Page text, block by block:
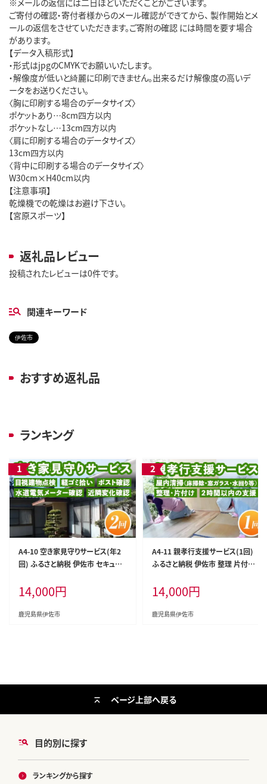
ご寄付の確認・寄付者様からのメール確認ができてから、 製作開始とメ
ールの返信をさせていただきます。ご寄附の確認 には時間を要す場合
があります。
【データ入稿形式】
・形式はjpgのCMYKでお願いいたします。
・解像度が低いと綺麗に印刷できません。出来るだけ解像度の高いデ
ータをお送りください。
〈胸に印刷する場合のデータサイズ〉
ポケットあり…8cm四方以内
ポケットなし…13cm四方以内
〈肩に印刷する場合のデータサイズ〉
13cm四方以内
〈背中に印刷する場合のデータサイズ〉
W30cm×H40cm以内
【注意事項】
乾燥機での乾燥はお避け下さい。
【宮原スポーツ】
返礼品レビュー
投稿されたレビューは0件です。
関連キーワード
伊佐市
おすすめ返礼品
ランキング
A4-10 空き家見守りサービス(年2
回) ふるさと納税 伊佐市 セキュリ
材センター】
14,000円
鹿児島県伊佐市
A4-11 親孝行支援サービス(1回)
ふるさと納税 伊佐市 整理 片付け
人材センター】
14,000円
鹿児島県伊佐市
目的別に探す
ランキングから探す
ページ上部へ戻る